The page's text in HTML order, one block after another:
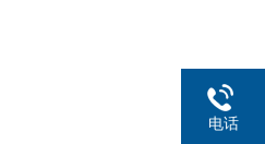
电话